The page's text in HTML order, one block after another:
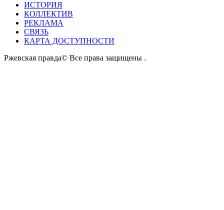
ИСТОРИЯ
КОЛЛЕКТИВ
РЕКЛАМА
СВЯЗЬ
КАРТА ДОСТУПНОСТИ
Ржевская правда© Все права защищены .